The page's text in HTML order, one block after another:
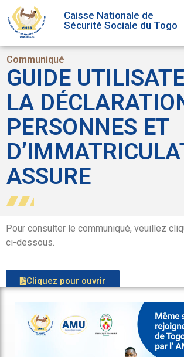
Caisse Nationale de
Sécurité Sociale du Togo
Communiqué
GUIDE
LA
PERSONNES ET
ASSURE
Pour consulter le communiqué, veuillez
ci-dessous.
Cliquez pour ouvrir